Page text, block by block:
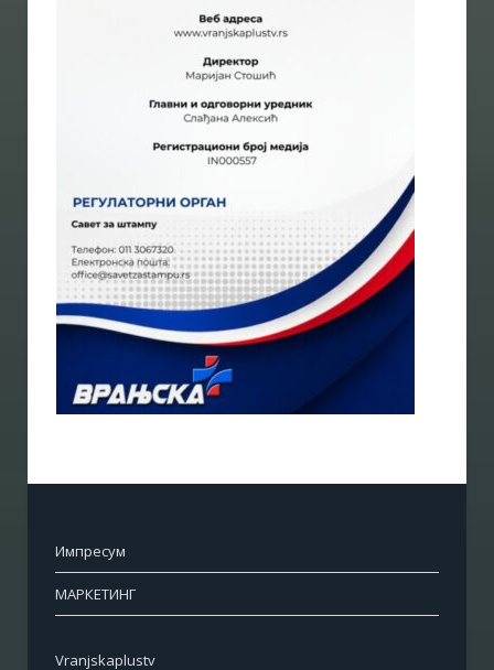
Импресум
МАРКЕТИНГ
Vranjskaplustv